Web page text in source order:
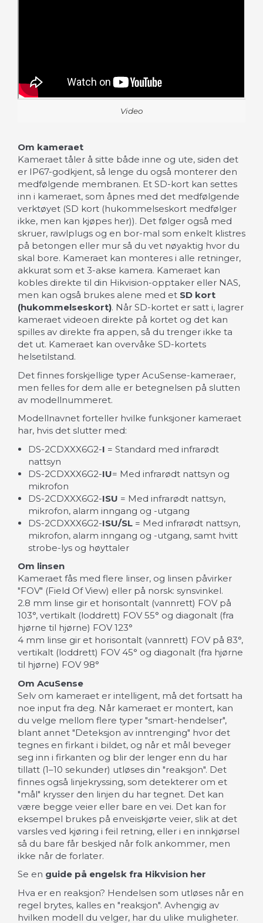
Video
Om kameraet
Kameraet tåler å sitte både inne og ute, siden det
er IP67-godkjent, så lenge du også monterer den
medfølgende membranen. Et SD-kort kan settes
inn i kameraet, som åpnes med det medfølgende
verktøyet (SD kort (hukommelseskort medfølger
ikke, men kan kjøpes her)). Det følger også med
skruer, rawlplugs og en bor-mal som enkelt klistres
på betongen eller mur så du vet nøyaktig hvor du
skal bore. Kameraet kan monteres i alle retninger,
akkurat som et 3-akse kamera. Kameraet kan
kobles direkte til din Hikvision-opptaker eller NAS,
men kan også brukes alene med et SD kort
(hukommelseskort). Når SD-kortet er satt i, lagrer
kameraet videoen direkte på kortet og det kan
spilles av direkte fra appen, så du trenger ikke ta
det ut. Kameraet kan overvåke SD-kortets
helsetilstand.
Det finnes forskjellige typer AcuSense-kameraer,
men felles for dem alle er betegnelsen på slutten
av modellnummeret.
Modellnavnet forteller hvilke funksjoner kameraet
har, hvis det slutter med:
DS-2CDXXX6G2-I = Standard med infrarødt
nattsyn
DS-2CDXXX6G2-IU= Med infrarødt nattsyn og
mikrofon
DS-2CDXXX6G2-ISU = Med infrarødt nattsyn,
mikrofon, alarm inngang og -utgang
DS-2CDXXX6G2-ISU/SL = Med infrarødt nattsyn,
mikrofon, alarm inngang og -utgang, samt hvitt
strobe-lys og høyttaler
Om linsen
Kameraet fås med flere linser, og linsen påvirker
"FOV" (Field Of View) eller på norsk: synsvinkel.
2.8 mm linse gir et horisontalt (vannrett) FOV på
103°, vertikalt (loddrett) FOV 55° og diagonalt (fra
hjørne til hjørne) FOV 123°
4 mm linse gir et horisontalt (vannrett) FOV på 83°,
vertikalt (loddrett) FOV 45° og diagonalt (fra hjørne
til hjørne) FOV 98°
Om AcuSense
Selv om kameraet er intelligent, må det fortsatt ha
noe input fra deg. Når kameraet er montert, kan
du velge mellom flere typer "smart-hendelser",
blant annet "Deteksjon av inntrenging" hvor det
tegnes en firkant i bildet, og når et mål beveger
seg inn i firkanten og blir der lenger enn du har
tillatt (1–10 sekunder) utløses din "reaksjon". Det
finnes også linjekryssing, som detekterer om et
"mål" krysser den linjen du har tegnet. Det kan
være begge veier eller bare en vei. Det kan for
eksempel brukes på enveiskjørte veier, slik at det
varsles ved kjøring i feil retning, eller i en innkjørsel
så du bare får beskjed når folk ankommer, men
ikke når de forlater.
Se en guide på engelsk fra Hikvision her
Hva er en reaksjon? Hendelsen som utløses når en
regel brytes, kalles en "reaksjon". Avhengig av
hvilken modell du velger, har du ulike muligheter.